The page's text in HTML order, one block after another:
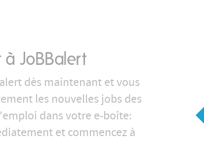
à JoBBalert
dès maintenant et vous
les nouvelles jobs des
dans votre e-boîte:
et commencez à